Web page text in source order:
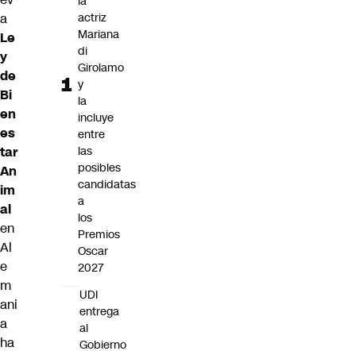
a
Le
y
de
Bi
en
es
tar
An
im
al
en
Al
e
m
ani
a
ha
actriz
Mariana
di
Girolamo
y
la
incluye
entre
las
posibles
candidatas
a
los
Premios
Oscar
2027
UDI
entrega
al
Gobierno